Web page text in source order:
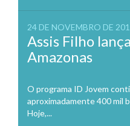
24 DE NOVEMBRO DE
Assis Filho
Amazonas
O programa ID Jovem
aproximadamente 400 mil
Hoje,...